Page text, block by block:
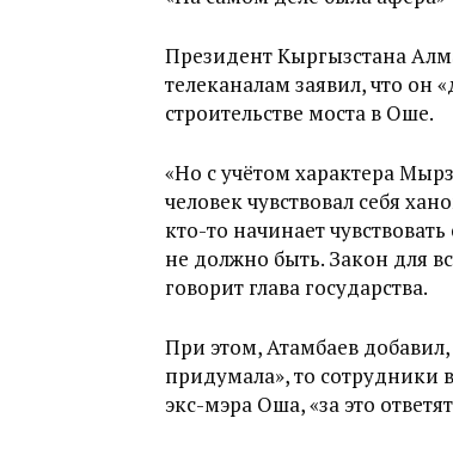
Президент Кыргызстана
телеканалам заявил, что он
строительстве моста в Оше.
«Но с учётом характера
человек чувствовал себя
кто-то начинает
не должно быть. Закон для
говорит глава государства.
При этом, Атамбаев добавил,
придумала», то
экс-мэра Оша, «за это